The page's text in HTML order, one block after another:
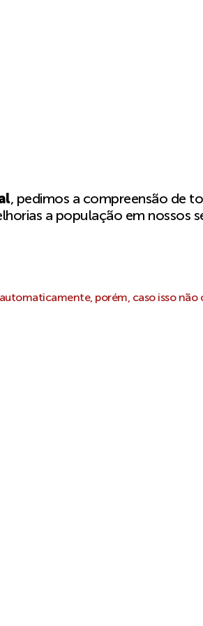
, pedimos a compreensão de
a população em nossos
porém, caso isso não